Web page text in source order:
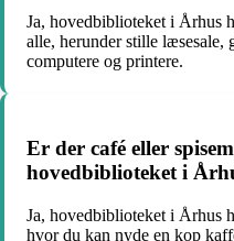
Ja, hovedbiblioteket i Århus
alle, herunder stille læsesale,
computere og printere.
Er der café eller
hovedbiblioteket i
Ja, hovedbiblioteket i Århus
hvor du kan nyde en kop